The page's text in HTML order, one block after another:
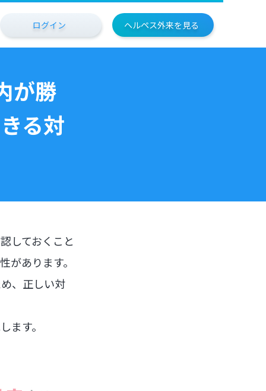
ログイン ヘルペス外来を見る
が勝
る対
しておくこと
があります。
、正しい対
ます。